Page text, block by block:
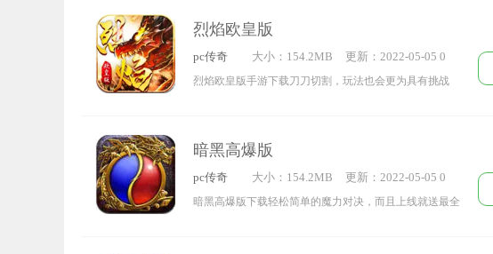
烈焰欧皇版
pc传奇 大小：154.2MB
更新：2022-05-05 0
1:11:39
烈焰欧皇版手游下载刀刀切割，玩法也会更为具有挑战
暗黑高爆版
pc传奇 大小：154.2MB
更新：2022-05-05 0
0:01:40
暗黑高爆版下载轻松简单的魔力对决，而且上线就送最全